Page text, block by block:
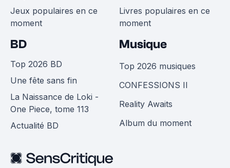
Jeux populaires en ce
moment
Livres populaires en ce
moment
BD
Top 2026 BD
Une fête sans fin
La Naissance de Loki -
One Piece, tome 113
Actualité BD
Musique
Top 2026 musiques
CONFESSIONS II
Reality Awaits
Album du moment